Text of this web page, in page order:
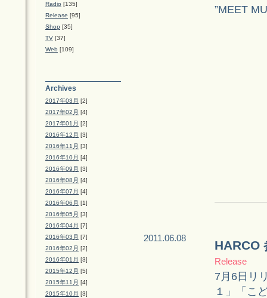
Radio [135]
Release [95]
Shop [35]
TV [37]
Web [109]
Archives
2017年03月 [2]
2017年02月 [4]
2017年01月 [2]
2016年12月 [3]
2016年11月 [3]
2016年10月 [4]
2016年09月 [3]
2016年08月 [4]
2016年07月 [4]
2016年06月 [1]
2016年05月 [3]
2016年04月 [7]
2016年03月 [7]
2016年02月 [2]
2016年01月 [3]
2015年12月 [5]
2015年11月 [4]
2015年10月 [3]
”MEET
2011.06.08
HARCO
Release
7月6日リ
１」「こ